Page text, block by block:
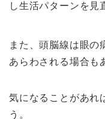
し生活パターンを見
また、頭脳線は眼の
あらわされる場合も
気になることがあれ
う。